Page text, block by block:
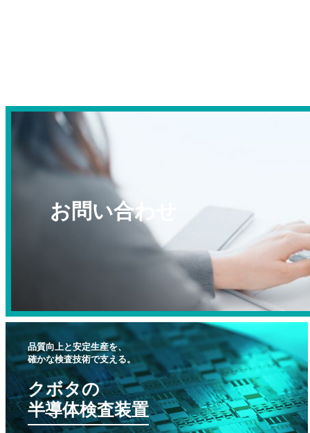
お問い合わせ
品質向上と安定生産を、
確かな検査技術で支える。
クボタの
半導体検査装置